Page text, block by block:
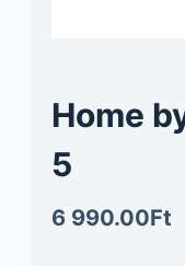
Home
5
6 990.00Ft